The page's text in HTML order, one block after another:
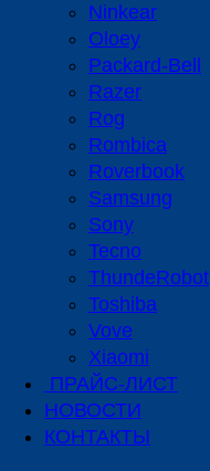
Ninkear
Oloey
Packard-Bell
Razer
Rog
Rombica
Roverbook
Samsung
Sony
Tecno
ThundeRobot
Toshiba
Vove
Xiaomi
ПРАЙС-ЛИСТ
НОВОСТИ
КОНТАКТЫ